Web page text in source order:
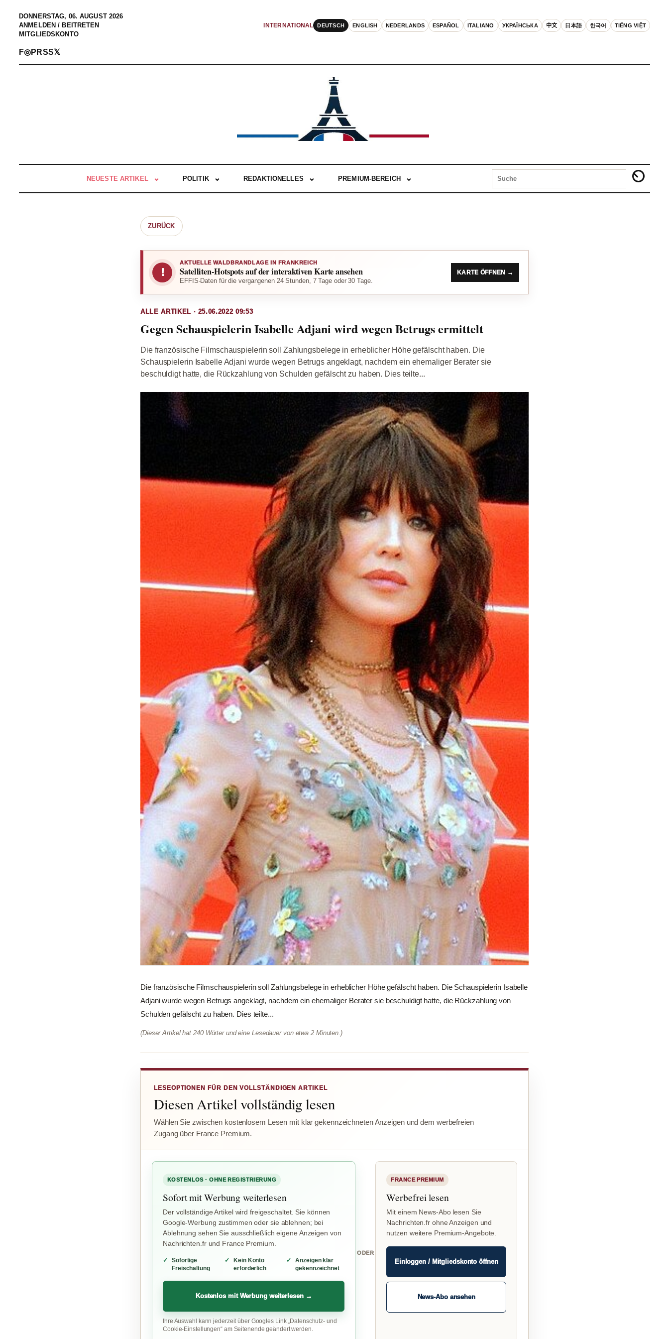
DONNERSTAG, 06. AUGUST 2026
ANMELDEN / BEITRETEN
MITGLIEDSKONTO
INTERNATIONAL DEUTSCH ENGLISH NEDERLANDS ESPAÑOL ITALIANO УКРАЇНСЬКА 中文 日本語 한국어 TIẾNG VIỆT
F◎PRSS𝕏
NEUESTE ARTIKEL POLITIK REDAKTIONELLES PREMIUM-BEREICH
ZURÜCK
!
AKTUELLE WALDBRANDLAGE IN FRANKREICH
Satelliten-Hotspots auf der interaktiven Karte ansehen
EFFIS-Daten für die vergangenen 24 Stunden, 7 Tage oder 30 Tage.
KARTE ÖFFNEN →
ALLE ARTIKEL · 25.06.2022 09:53
Gegen Schauspielerin Isabelle Adjani wird wegen Betrugs ermittelt
Die französische Filmschauspielerin soll Zahlungsbelege in erheblicher Höhe gefälscht haben. Die
Schauspielerin Isabelle Adjani wurde wegen Betrugs angeklagt, nachdem ein ehemaliger Berater sie
beschuldigt hatte, die Rückzahlung von Schulden gefälscht zu haben. Dies teilte...
Die französische Filmschauspielerin soll Zahlungsbelege in erheblicher Höhe gefälscht haben. Die Schauspielerin Isabelle
Adjani wurde wegen Betrugs angeklagt, nachdem ein ehemaliger Berater sie beschuldigt hatte, die Rückzahlung von
Schulden gefälscht zu haben. Dies teilte...
(Dieser Artikel hat 240 Wörter und eine Lesedauer von etwa 2 Minuten.)
LESEOPTIONEN FÜR DEN VOLLSTÄNDIGEN ARTIKEL
Diesen Artikel vollständig lesen
Wählen Sie zwischen kostenlosem Lesen mit klar gekennzeichneten Anzeigen und dem werbefreien
Zugang über France Premium.
KOSTENLOS · OHNE REGISTRIERUNG
Sofort mit Werbung weiterlesen
Der vollständige Artikel wird freigeschaltet. Sie können
Google-Werbung zustimmen oder sie ablehnen; bei
Ablehnung sehen Sie ausschließlich eigene Anzeigen von
Nachrichten.fr und France Premium.
Sofortige
Freischaltung
Kein Konto
erforderlich
Anzeigen klar
gekennzeichnet
Kostenlos mit Werbung weiterlesen →
Ihre Auswahl kann jederzeit über Googles Link „Datenschutz- und
Cookie-Einstellungen“ am Seitenende geändert werden.
ODER
FRANCE PREMIUM
Werbefrei lesen
Mit einem News-Abo lesen Sie
Nachrichten.fr ohne Anzeigen und
nutzen weitere Premium-Angebote.
Einloggen / Mitgliedskonto öffnen
News-Abo ansehen